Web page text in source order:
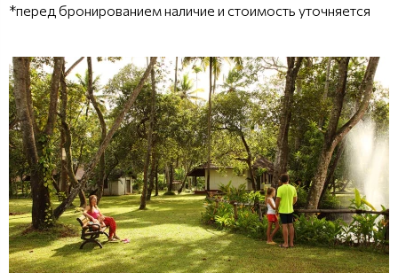
*перед бронированием наличие и стоимость уточняется